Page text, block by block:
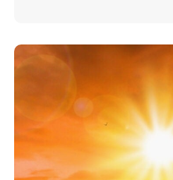
Adaugă aici
textul pentru